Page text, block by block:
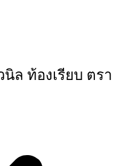
ล ท้องเรียบ ตรา